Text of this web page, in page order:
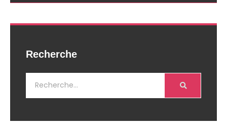
Recherche